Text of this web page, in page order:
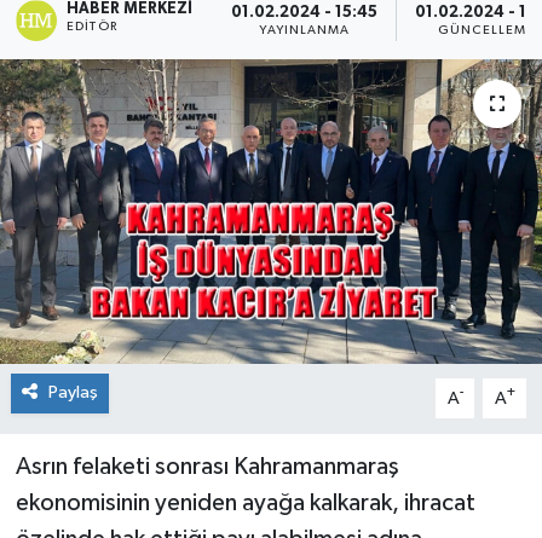
HABER MERKEZI
EDITÖR
01.02.2024 - 15:45
YAYINLANMA
01.02.2024 -
GÜNCELLEME
Paylaş A- A+
Asrın felaketi sonrası Kahramanmaraş
ekonomisinin yeniden ayağa kalkarak, ihracat
Yaşam